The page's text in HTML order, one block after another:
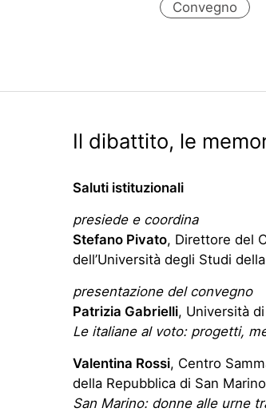
Convegno
Il dibattito, le
Saluti istituzionali
presiede e coordina
Stefano Pivato, Direttore del
dell’Università degli Studi
presentazione del convegno
Patrizia Gabrielli, Università
Le italiane al voto: progetti,
Valentina Rossi, Centro
della Repubblica di San Marino
San Marino: donne alle urne